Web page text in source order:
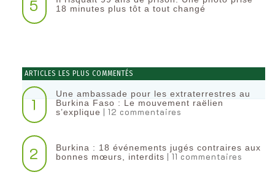
5
18 minutes plus tôt a tout changé
ARTICLES LES PLUS COMMENTÉS
1
Une ambassade pour les extraterrestres au
Burkina Faso : Le mouvement raëlien
s’explique | 12 commentaires
2
Burkina : 18 événements jugés contraires aux
bonnes mœurs, interdits | 11 commentaires